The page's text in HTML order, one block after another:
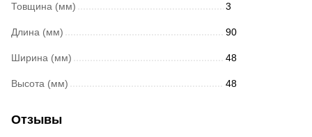
Товщина (мм) 3
Длина (мм) 90
Ширина (мм) 48
Высота (мм) 48
Отзывы